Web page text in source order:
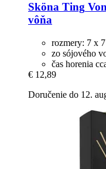
Sköna Ting
vôňa
rozmery: 7 x
zo sójového
čas horenia
€ 12,89
Doručenie do 12.